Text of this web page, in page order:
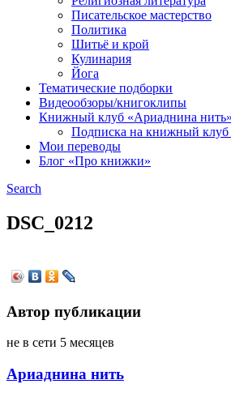
Писательское мастерство
Политика
Шитьё и крой
Кулинария
Йога
Тематические подборки
Видеообзоры/книгоклипы
Книжный клуб «Ариаднина нить»
Подписка на книжный клуб
Мои переводы
Блог «Про книжки»
Search
DSC_0212
Автор публикации
не в сети 5 месяцев
Ариаднина нить